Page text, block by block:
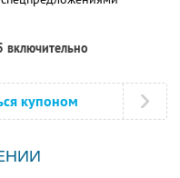
включительно
купоном